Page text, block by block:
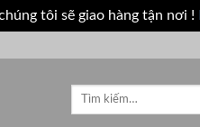
tôi sẽ giao hàng tận nơi !
Tìm